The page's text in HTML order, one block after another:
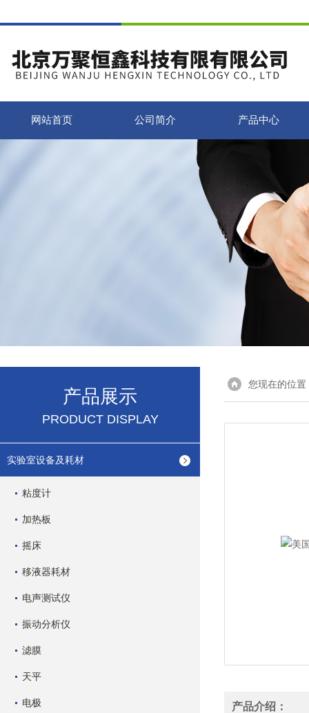
网站首页 公司简介 产品中心
产品展示
PRODUCT DISPLAY
实验室设备及耗材
粘度计
加热板
摇床
移液器耗材
电声测试仪
振动分析仪
滤膜
天平
电极
您现在的位置
产品介绍：